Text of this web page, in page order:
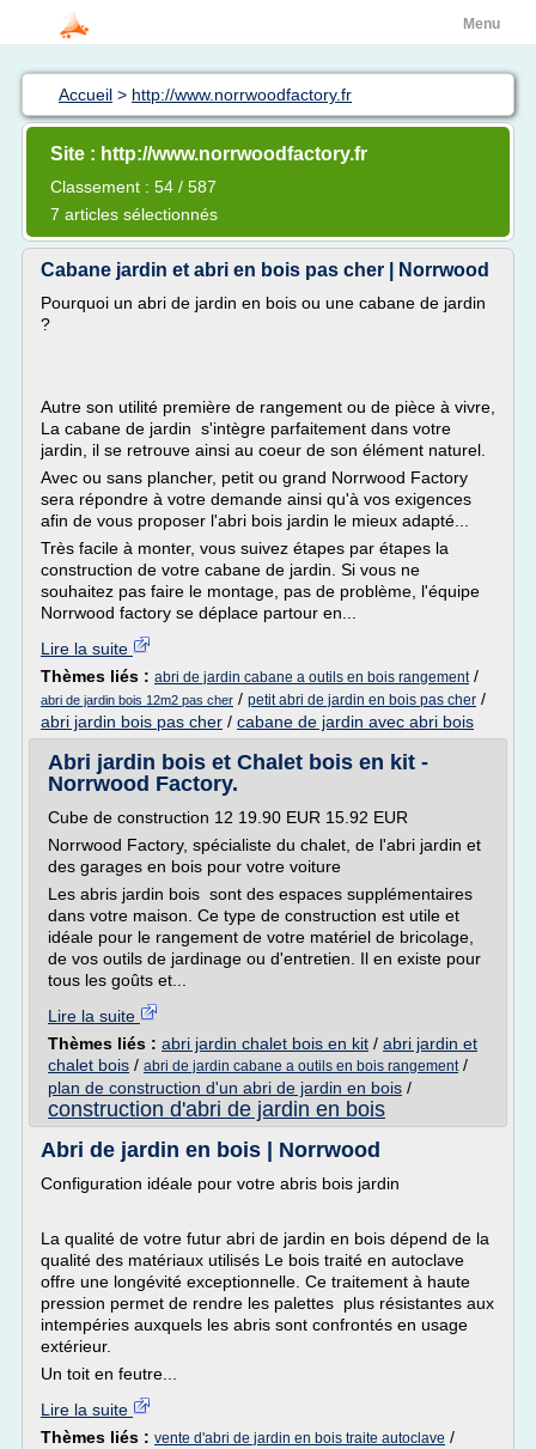
Menu
Accueil > http://www.norrwoodfactory.fr
Site : http://www.norrwoodfactory.fr
Classement : 54 / 587
7 articles sélectionnés
Cabane jardin et abri en bois pas cher | Norrwood
Pourquoi un abri de jardin en bois ou une cabane de jardin
?
Autre son utilité première de rangement ou de pièce à vivre,
La cabane de jardin s'intègre parfaitement dans votre
jardin, il se retrouve ainsi au coeur de son élément naturel.
Avec ou sans plancher, petit ou grand Norrwood Factory
sera répondre à votre demande ainsi qu'à vos exigences
afin de vous proposer l'abri bois jardin le mieux adapté...
Très facile à monter, vous suivez étapes par étapes la
construction de votre cabane de jardin. Si vous ne
souhaitez pas faire le montage, pas de problème, l'équipe
Norrwood factory se déplace partour en...
Lire la suite
Thèmes liés : abri de jardin cabane a outils en bois rangement/
abri de jardin bois 12m2 pas cher / petit abri de jardin en bois pas cher /
abri jardin bois pas cher / cabane de jardin avec abri bois
Abri jardin bois et Chalet bois en kit -
Norrwood Factory.
Cube de construction 12 19.90 EUR 15.92 EUR
Norrwood Factory, spécialiste du chalet, de l'abri jardin et
des garages en bois pour votre voiture
Les abris jardin bois sont des espaces supplémentaires
dans votre maison. Ce type de construction est utile et
idéale pour le rangement de votre matériel de bricolage,
de vos outils de jardinage ou d'entretien. Il en existe pour
tous les goûts et...
Lire la suite
Thèmes liés : abri jardin chalet bois en kit / abri jardin et
chalet bois / abri de jardin cabane a outils en bois rangement/
plan de construction d'un abri de jardin en bois /
construction d'abri de jardin en bois
Abri de jardin en bois | Norrwood
Configuration idéale pour votre abris bois jardin
La qualité de votre futur abri de jardin en bois dépend de la
qualité des matériaux utilisés Le bois traité en autoclave
offre une longévité exceptionnelle. Ce traitement à haute
pression permet de rendre les palettes plus résistantes aux
intempéries auxquels les abris sont confrontés en usage
extérieur.
Un toit en feutre...
Lire la suite
Thèmes liés : vente d'abri de jardin en bois traite autoclave /